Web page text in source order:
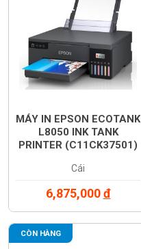
MÁY IN EPSON ECOTANK
L8050 INK TANK
PRINTER (C11CK37501)
Cái
6,875,000đ
CÒN HÀNG